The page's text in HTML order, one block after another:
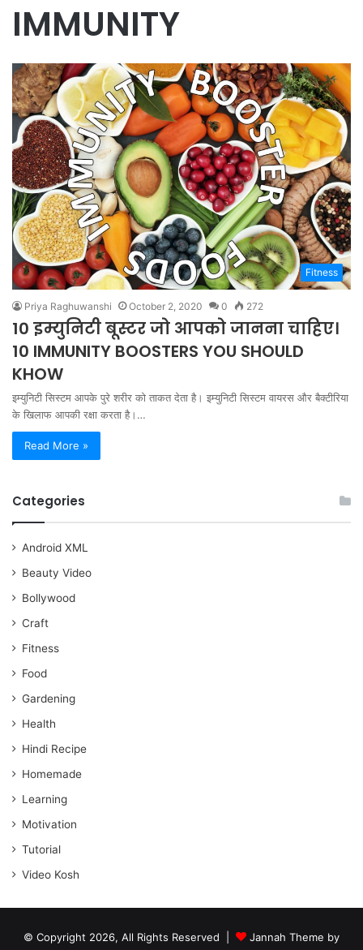
IMMUNITY
Fitness
Priya Raghuwanshi October 2, 2020 0 272
10 इम्युनिटी बूस्टर जो आपको जानना चाहिए।
10 IMMUNITY BOOSTERS YOU SHOULD
KHOW
इम्युनिटी सिस्टम आपके पुरे शरीर को ताकत देता है। इम्युनिटी सिस्टम वायरस और बैक्टीरिया
के खिलाफ आपकी रक्षा करता है।…
Read More »
Categories
Android XML
Beauty Video
Bollywood
Craft
Fitness
Food
Gardening
Health
Hindi Recipe
Homemade
Learning
Motivation
Tutorial
Video Kosh
© Copyright 2026, All Rights Reserved | Jannah Theme by